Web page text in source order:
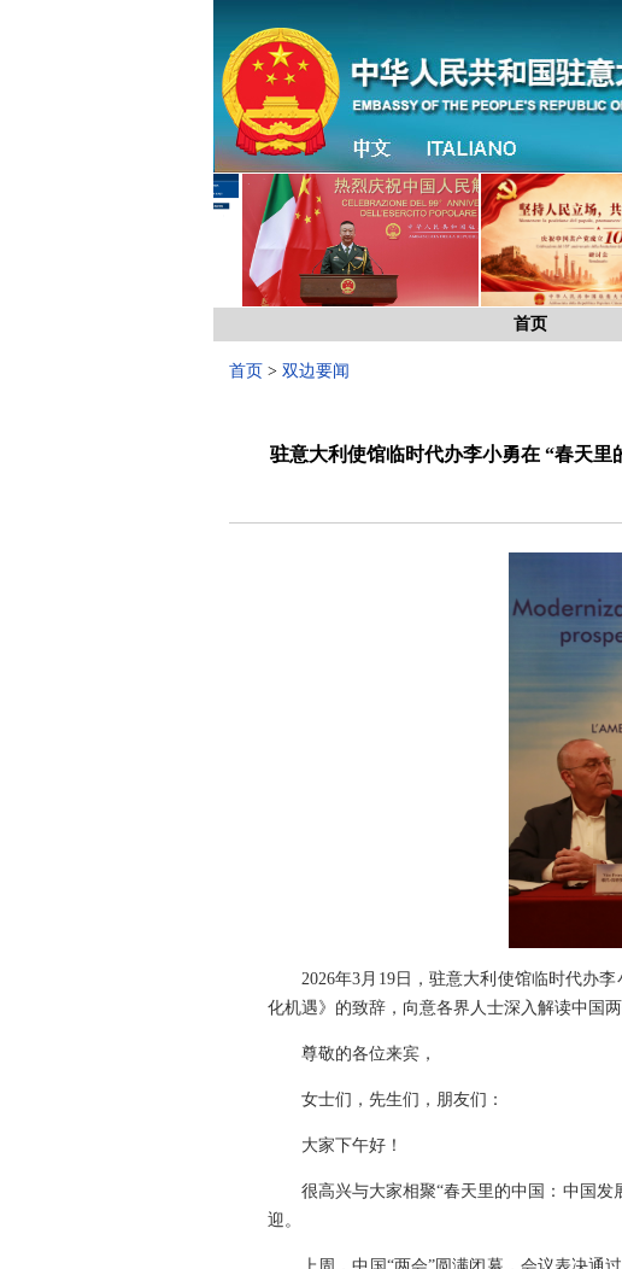
首页
首页 > 双边要闻
驻意大利使馆临时代办李小勇在 “春天
2026年3月19日，驻意大利使馆临时代办
化机遇》的致辞，向意各界人士深入解读中国
尊敬的各位来宾，
女士们，先生们，朋友们：
大家下午好！
很高兴与大家相聚“春天里的中国：中国
迎。
上周，中国“两会”圆满闭幕，会议表决